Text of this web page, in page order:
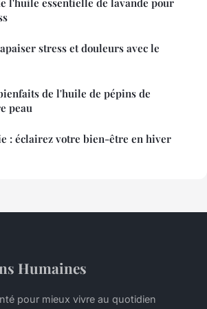
l'huile essentielle de lavande pour
stress et douleurs avec le
de l'huile de pépins de
peau
: éclairez votre bien-être en hiver
Humaines
pour mieux vivre au quotidien